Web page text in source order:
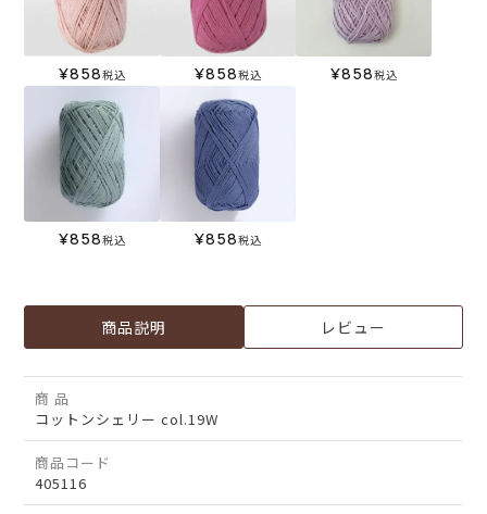
¥858税込 ¥858税込 ¥858税込
¥858税込 ¥858税込
商品説明 レビュー
商 品
コットンシェリー col.19W
商品コード
405116